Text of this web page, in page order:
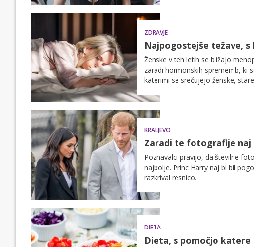
ZDRAVJE
Najpogostejše težave, s
Ženske v teh letih se bližajo
zaradi hormonskih sprememb, ki
katerimi se srečujejo ženske,
KRALJEVO
Zaradi te fotografije naj
Poznavalci pravijo, da številne
najbolje. Princ Harry naj bi bil
razkrival resnico.
DIETA
Dieta, s pomočjo